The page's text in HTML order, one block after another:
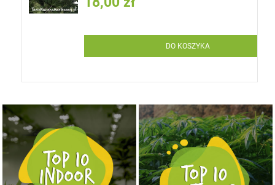
DO KOSZYKA
NASIONA MARIHUANY TOP 10 INDOOR
KUP TERAZ NASIONA MARIHUANY TOP 10 OUTDOOR
KUP TERAZ